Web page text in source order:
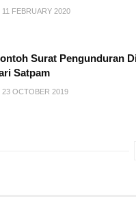
11 FEBRUARY 2020
Surat Pengunduran
Satpam
23 OCTOBER 2019